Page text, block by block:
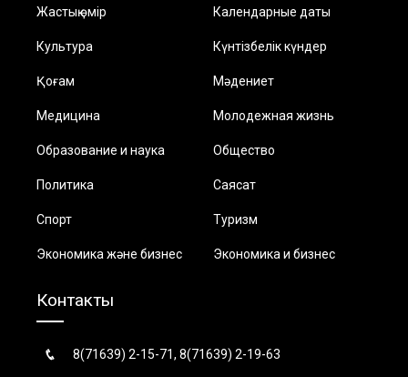
Жастық өмір Календарные даты
Культура Күнтізбелік күндер
Қоғам Мәдениет
Медицина Молодежная жизнь
Образование и наука Общество
Политика Саясат
Спорт Туризм
Экономика және бизнес Экономика и бизнес
Контакты
8(71639) 2-15-71, 8(71639) 2-19-63